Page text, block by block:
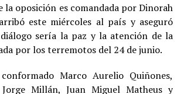
la oposición es comandada por Dinorah
este miércoles al país y aseguró
sería la paz y la atención de la
por los terremotos del 24 de junio.
Marco Aurelio Quiñones,
Millán, Juan Miguel Matheus y